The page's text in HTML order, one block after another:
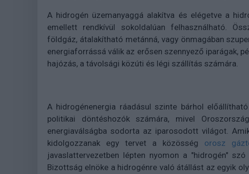
A hidrogén üzemanyaggá alakítva és elégetve a
emellett rendkívül sokoldalúan felhasználható.
földgáz, átalakítható metánná, vagy önmagában
energiaforrássá válik az erősen szennyező iparágak,
hajózás, a távolsági közúti és légi szállítás számára.
A hidrogénenergia ráadásul szinte bárhol
politikai döntéshozók számára, mivel
energiaválságba sodorta az iparosodott világot.
kidolgozzanak egy tervet a közösség orosz
javaslattervezetben lépten nyomon a "hidrogén"
Bizottság elnöke a hidrogénre való átállást az egyik